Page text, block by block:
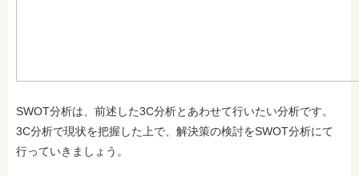
SWOT分析は、前述した3C分析とあわせて行いたい分析です。
3C分析で現状を把握した上で、解決策の検討をSWOT分析にて
行っていきましょう。